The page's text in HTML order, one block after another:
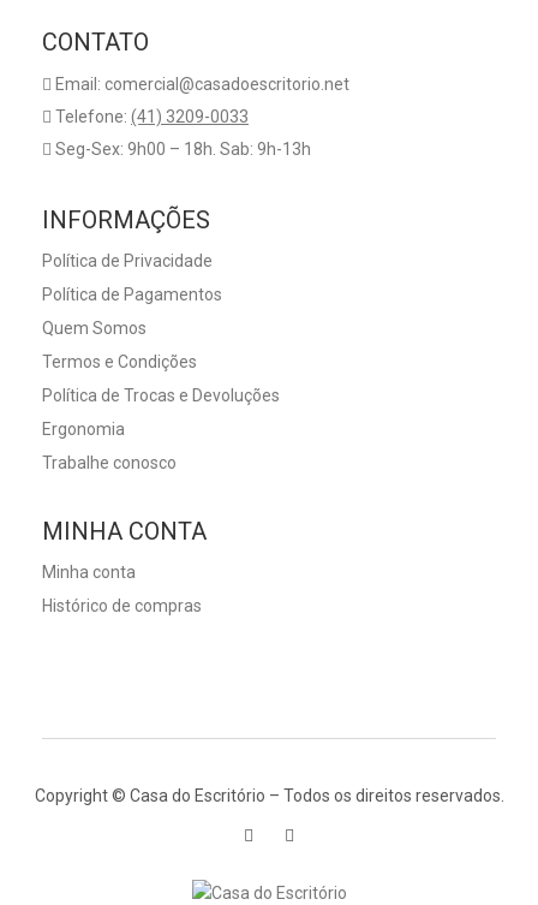
CONTATO
Email: comercial@casadoescritorio.net
Telefone: (41) 3209-0033
Seg-Sex: 9h00 – 18h. Sab: 9h-13h
INFORMAÇÕES
Política de Privacidade
Política de Pagamentos
Quem Somos
Termos e Condições
Política de Trocas e Devoluções
Ergonomia
Trabalhe conosco
MINHA CONTA
Minha conta
Histórico de compras
Copyright © Casa do Escritório – Todos os direitos reservados.